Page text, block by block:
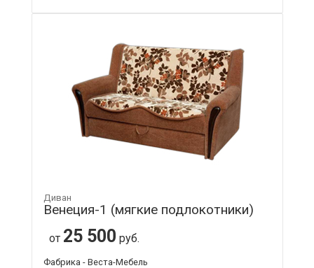
Диван
Венеция-1 (мягкие подлокотники)
от 25 500 руб.
Фабрика - Веста-Мебель